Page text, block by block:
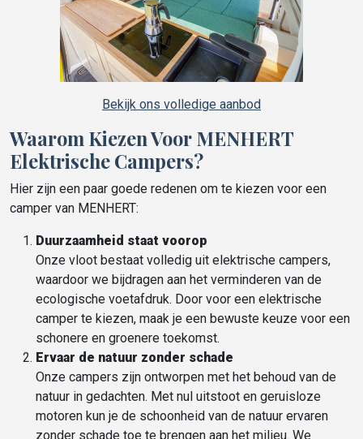
Bekijk ons volledige aanbod
Waarom Kiezen Voor MENHERT
Elektrische Campers?
Hier zijn een paar goede redenen om te kiezen voor een
camper van MENHERT:
Duurzaamheid staat voorop
Onze vloot bestaat volledig uit elektrische campers,
waardoor we bijdragen aan het verminderen van de
ecologische voetafdruk. Door voor een elektrische
camper te kiezen, maak je een bewuste keuze voor een
schonere en groenere toekomst.
Ervaar de natuur zonder schade
Onze campers zijn ontworpen met het behoud van de
natuur in gedachten. Met nul uitstoot en geruisloze
motoren kun je de schoonheid van de natuur ervaren
zonder schade toe te brengen aan het milieu. We